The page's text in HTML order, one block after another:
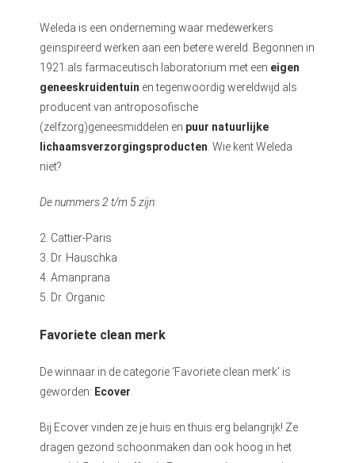
Weleda is een onderneming waar medewerkers
geïnspireerd werken aan een betere wereld. Begonnen in
1921 als farmaceutisch laboratorium met een eigen
geneeskruidentuin en tegenwoordig wereldwijd als
producent van antroposofische
(zelfzorg)geneesmiddelen en puur natuurlijke
lichaamsverzorgingsproducten. Wie kent Weleda
niet?
De nummers 2 t/m 5 zijn:
2. Cattier-Paris
3. Dr. Hauschka
4. Amanprana
5. Dr. Organic
Favoriete clean merk
De winnaar in de categorie ‘Favoriete clean merk’ is
geworden: Ecover.
Bij Ecover vinden ze je huis en thuis erg belangrijk! Ze
dragen gezond schoonmaken dan ook hoog in het